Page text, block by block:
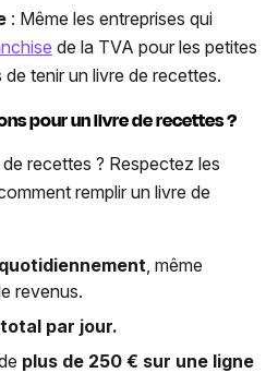
: Même les entreprises qui
de la TVA pour les petites
tenir un livre de recettes.
pour un livre de recettes ?
recettes ? Respectez les
remplir un livre de
quotidiennement, même
revenus.
par jour.
plus de 250 € sur une ligne